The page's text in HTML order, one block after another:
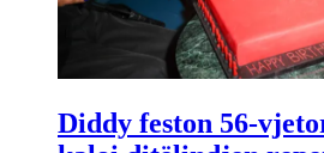
Diddy feston 56-